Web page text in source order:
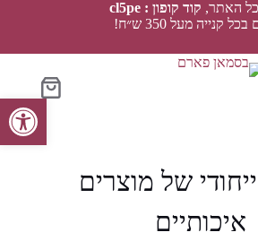
פתח סרגל נגישות
קוד קופון : cl5pe
קנייה מעל 350 ש״ח!
סל
הקניות
של מוצרים
איכותיים